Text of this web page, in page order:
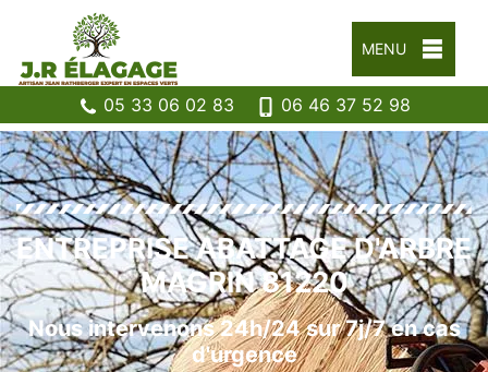
MENU
05 33 06 02 83 06 46 37 52 98
ENTREPRISE ABATTAGE D'ARBRE
MAGRIN 81220
Nous intervenons 24h/24 sur 7j/7 en cas
d'urgence